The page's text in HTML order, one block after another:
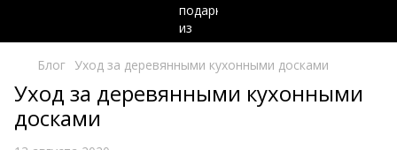
Блог Уход за деревянными кухонными досками
Уход за деревянными кухонными
досками